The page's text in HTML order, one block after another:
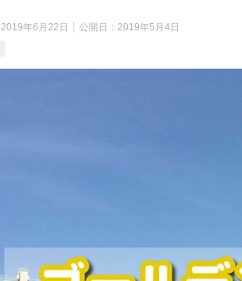
2019年6月22日 公開日： 2019年5月4日